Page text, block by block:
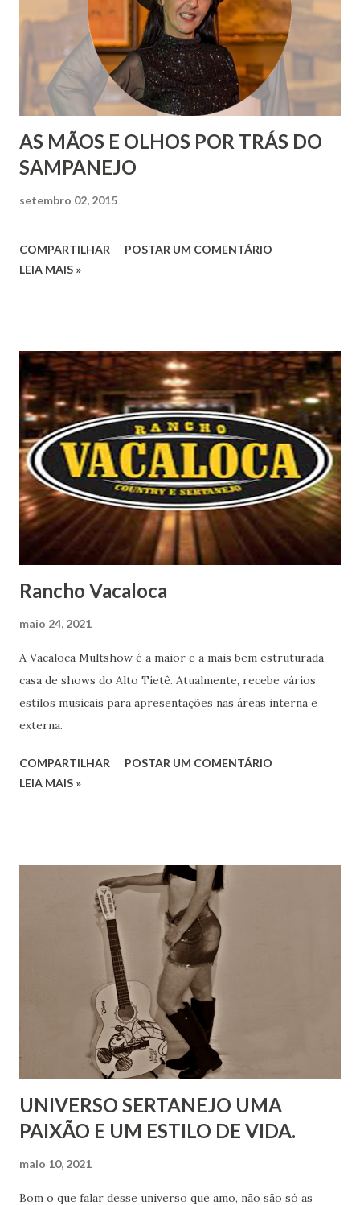
AS MÃOS E OLHOS POR TRÁS DO
SAMPANEJO
setembro 02, 2015
COMPARTILHAR
POSTAR UM COMENTÁRIO
LEIA MAIS »
Rancho Vacaloca
maio 24, 2021
A Vacaloca Multshow é a maior e a mais bem estruturada
casa de shows do Alto Tietê. Atualmente, recebe vários
estilos musicais para apresentações nas áreas interna e
externa.
COMPARTILHAR
POSTAR UM COMENTÁRIO
LEIA MAIS »
UNIVERSO SERTANEJO UMA
PAIXÃO E UM ESTILO DE VIDA.
maio 10, 2021
Bom o que falar desse universo que amo, não são só as